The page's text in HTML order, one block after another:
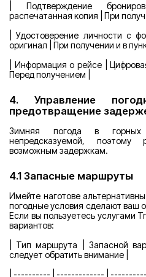
| Подтверждение
распечатанная копия | При
| Удостоверение личности с
оригинал | При получении и в
| Информация о рейсе |
Перед получением |
4. Управление
предотвращение
Зимняя погода в
непредсказуемой, поэтому
возможным задержкам.
4.1 Запасные маршруты
Имейте наготове
погодные условия сделают ваш
Если вы пользуетесь услугами
вариантов:
| Тип маршрута | Запасной
следует обратить внимание |
| ---------- | ------------- |